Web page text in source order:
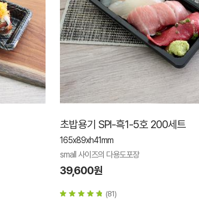
초밥용기 SPI-흑1-5호 200세트
165x89xh41mm
small 사이즈의 다용도포장
39,600원
(81)